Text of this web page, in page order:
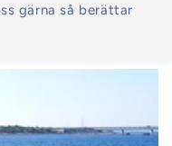
gärna så berättar